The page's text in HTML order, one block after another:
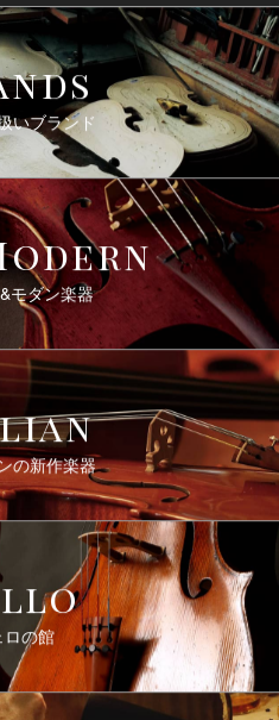
いブランド
モダン楽器
の新作楽器
ロの館